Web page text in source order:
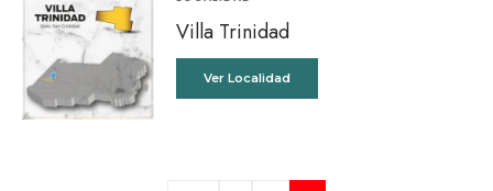
Villa Trinidad
Ver Localidad